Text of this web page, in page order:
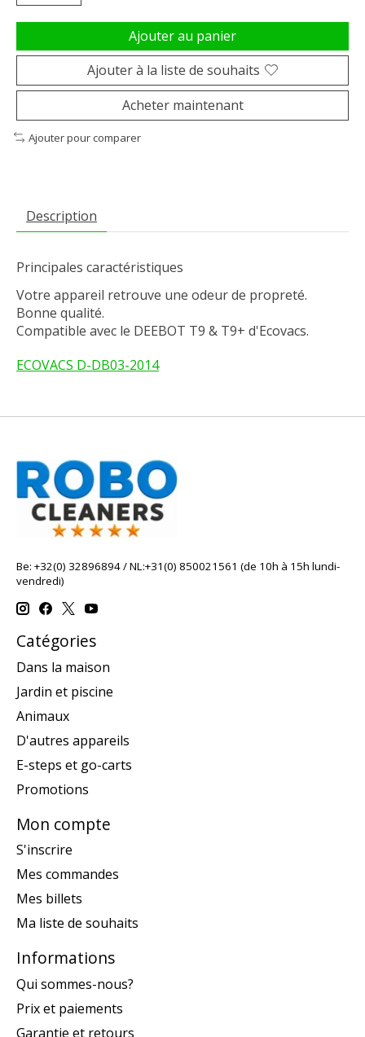
Ajouter au panier
Ajouter à la liste de souhaits
Acheter maintenant
Ajouter pour comparer
Description
Principales caractéristiques
Votre appareil retrouve une odeur de propreté.
Bonne qualité.
Compatible avec le DEEBOT T9 & T9+ d'Ecovacs.
ECOVACS D-DB03-2014
Be: +32(0) 32896894 / NL:+31(0) 850021561 (de 10h à 15h lundi-
vendredi)
Catégories
Dans la maison
Jardin et piscine
Animaux
D'autres appareils
E-steps et go-carts
Promotions
Mon compte
S'inscrire
Mes commandes
Mes billets
Ma liste de souhaits
Informations
Qui sommes-nous?
Prix et paiements
Garantie et retours